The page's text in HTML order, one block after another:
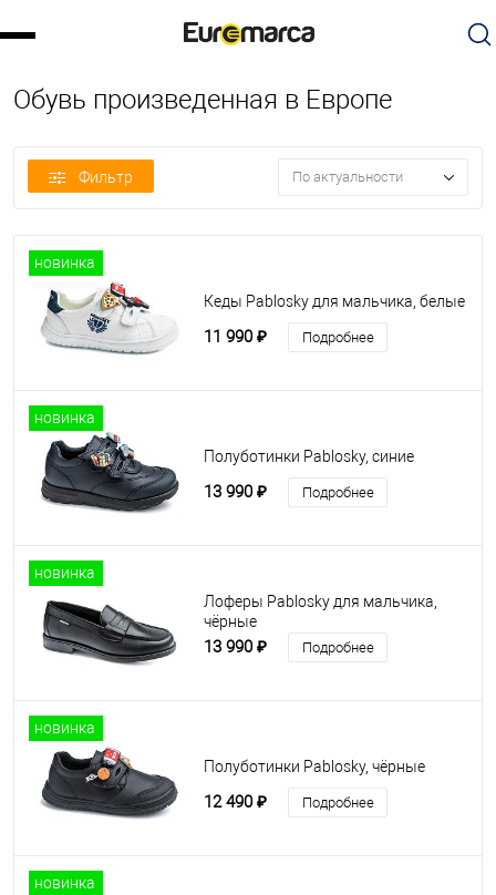
Обувь произведенная в Европе
Фильтр По актуальности
новинка
Кеды Pablosky для мальчика, белые
11 990 ₽ Подробнее
новинка
Полуботинки Pablosky, синие
13 990 ₽ Подробнее
новинка
Лоферы Pablosky для мальчика,
чёрные
13 990 ₽ Подробнее
новинка
Полуботинки Pablosky, чёрные
12 490 ₽ Подробнее
новинка